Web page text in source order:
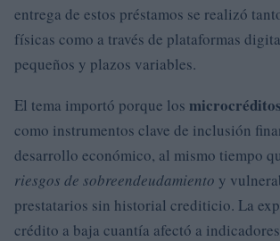
entrega de estos préstamos se realizó
físicas como a través de plataformas
pequeños y plazos variables.
El tema importó porque los microcréditos
como instrumentos clave de inclusión
desarrollo económico, al mismo tiempo
riesgos de sobreendeudamiento y
prestatarios sin historial crediticio. La
crédito a baja cuantía afectó a